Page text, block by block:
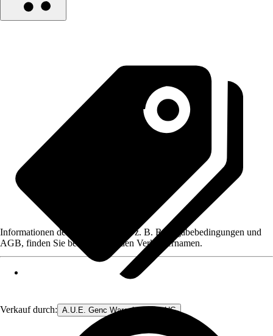
Verkauf durch: A.U.E. Genc Warenhandels- UG
Informationen des Verkäufers, wie z. B. Rückgabebedingungen und
AGB, finden Sie bei Klick auf den Verkäufernamen.